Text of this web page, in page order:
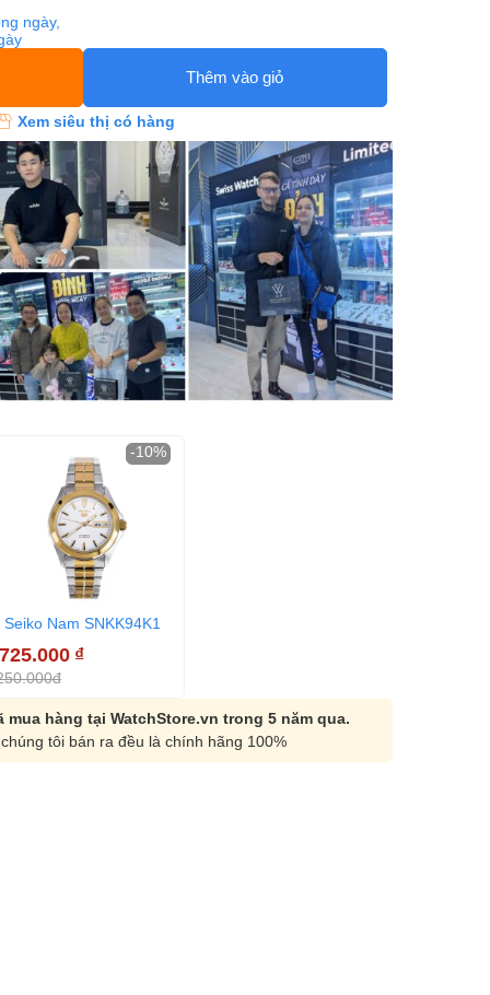
ngày,
Thêm vào giỏ
Xem siêu thị có hàng
Seiko Nam SNKK94K1
₫
-10%
mua hàng tại WatchStore.vn trong 5 năm qua.
tôi bán ra đều là chính hãng 100%